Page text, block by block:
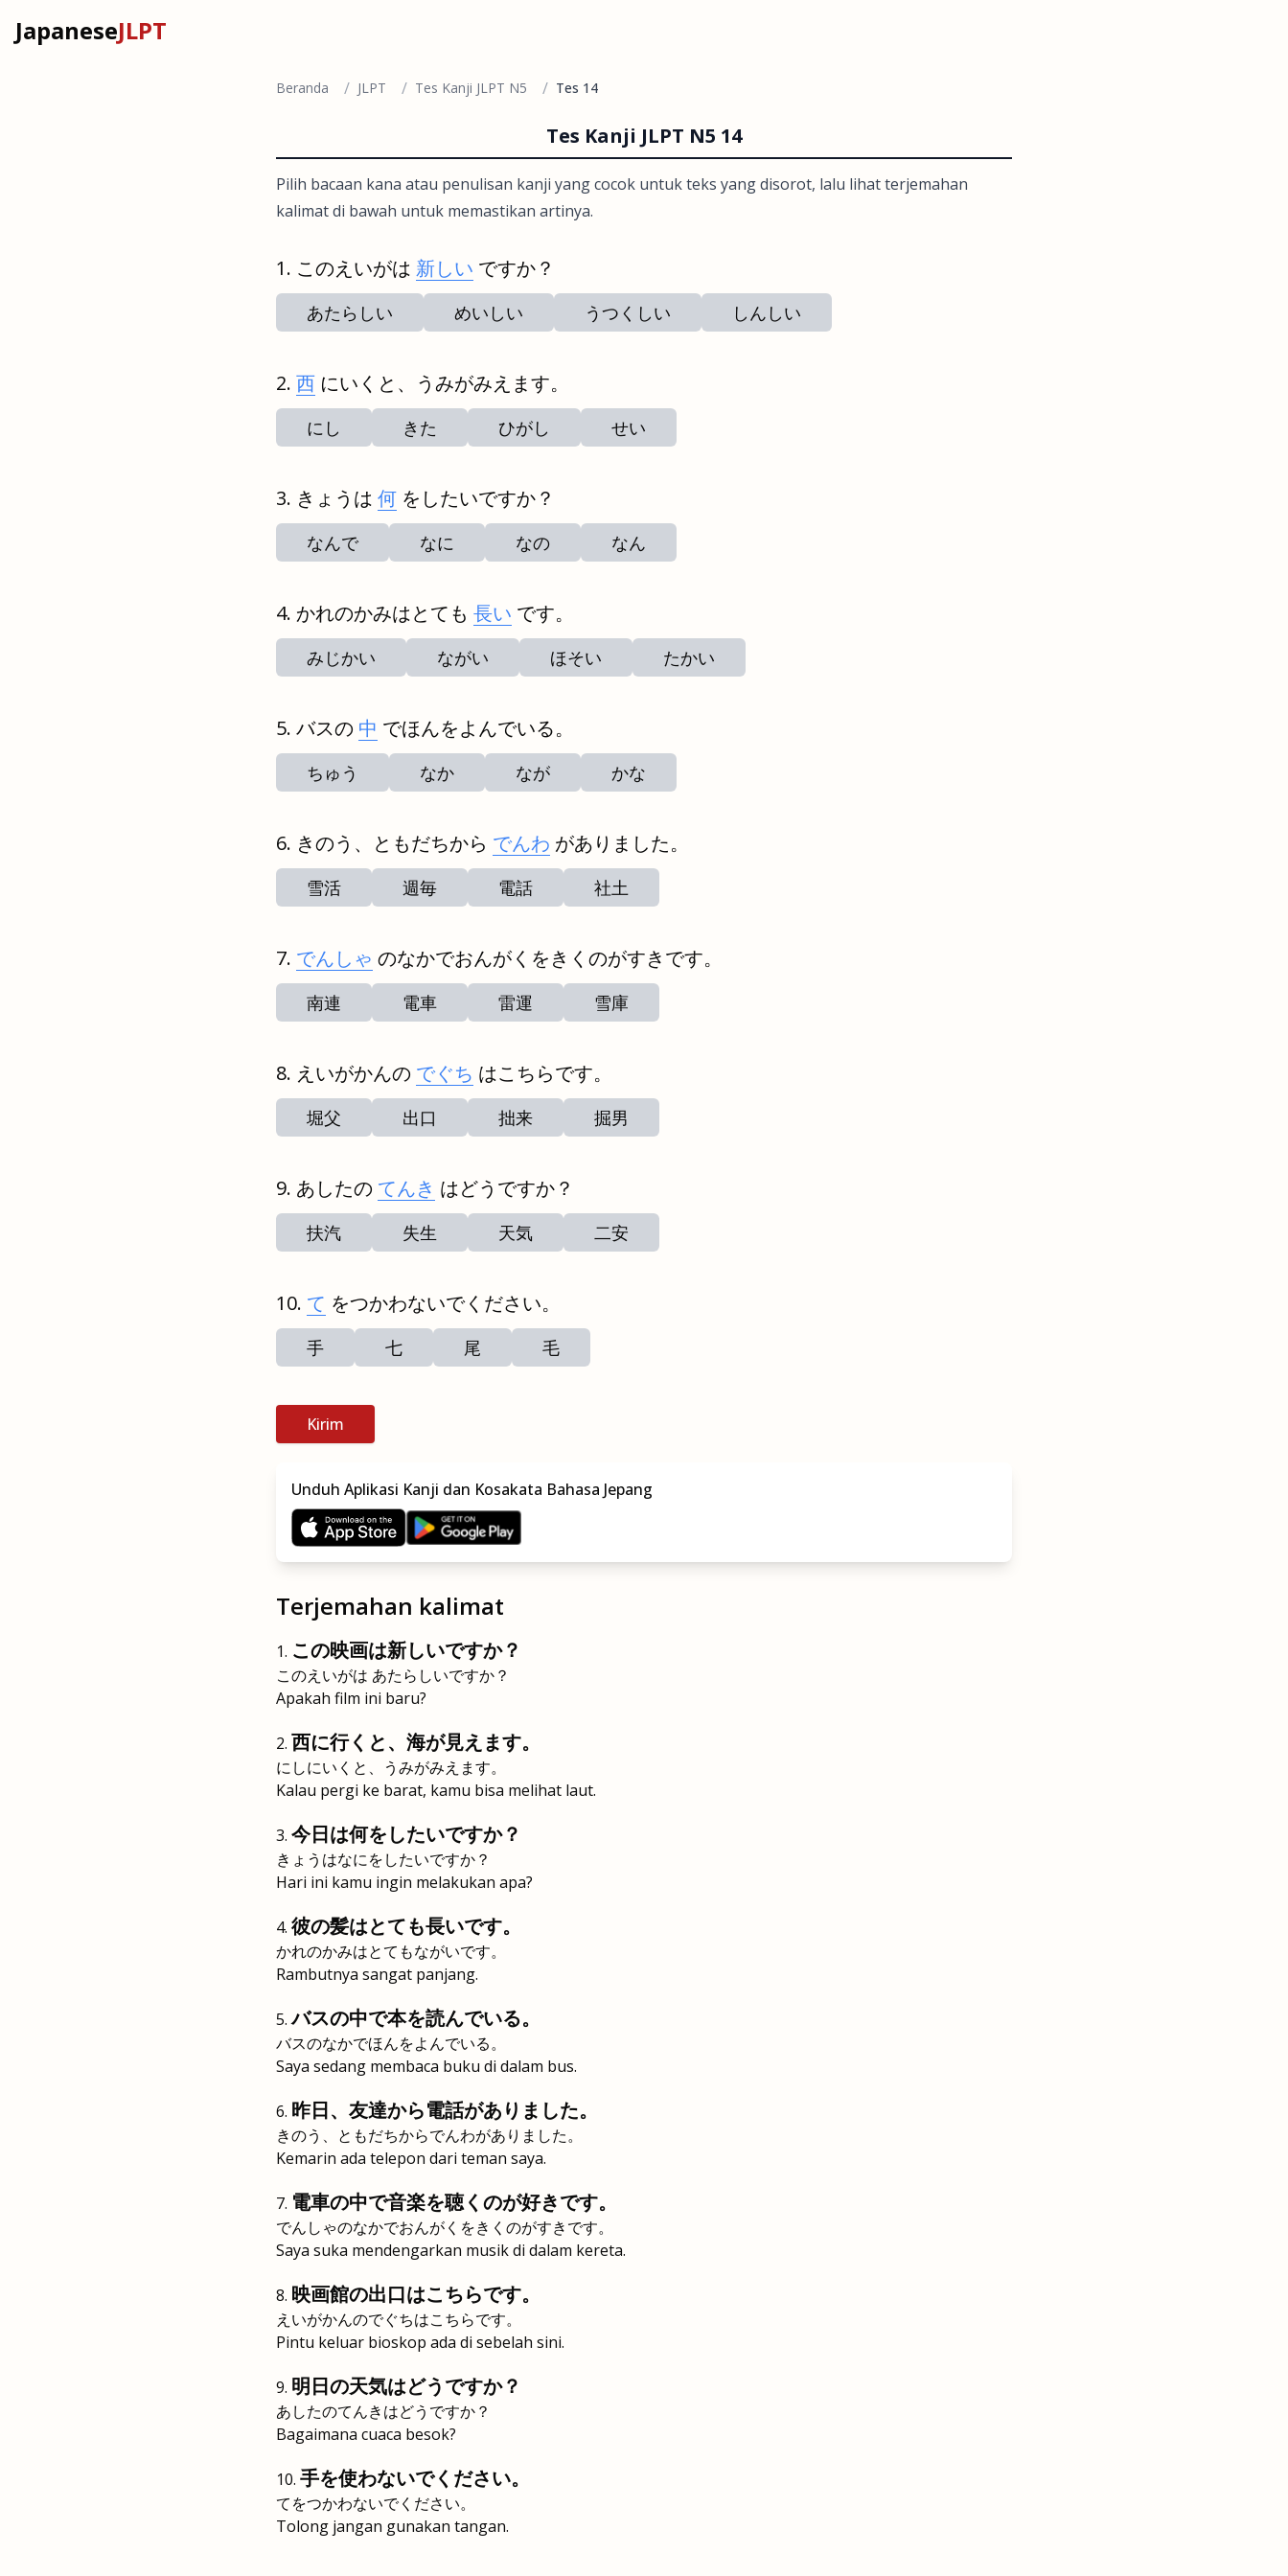
JapaneseJLPT
Beranda / JLPT / Tes Kanji JLPT N5 / Tes 14
Tes Kanji JLPT N5 14
Pilih bacaan kana atau penulisan kanji yang cocok untuk teks yang disorot, lalu lihat terjemahan
kalimat di bawah untuk memastikan artinya.
このえいがは 新しい ですか？
あたらしい めいしい うつくしい しんしい
西 にいくと、うみがみえます。
にし きた ひがし せい
きょうは 何 をしたいですか？
なんで なに なの なん
かれのかみはとても 長い です。
みじかい ながい ほそい たかい
バスの 中 でほんをよんでいる。
ちゅう なか なが かな
きのう、ともだちから でんわ がありました。
雪活 週毎 電話 社土
でんしゃ のなかでおんがくをきくのがすきです。
南連 電車 雷運 雪庫
えいがかんの でぐち はこちらです。
堀父 出口 拙来 掘男
あしたの てんき はどうですか？
扶汽 失生 天気 二安
て をつかわないでください。
手 七 尾 毛
Kirim
Unduh Aplikasi Kanji dan Kosakata Bahasa Jepang
Terjemahan kalimat
この映画は新しいですか？
このえいがは あたらしいですか？
Apakah film ini baru?
西に行くと、海が見えます。
にしにいくと、うみがみえます。
Kalau pergi ke barat, kamu bisa melihat laut.
今日は何をしたいですか？
きょうはなにをしたいですか？
Hari ini kamu ingin melakukan apa?
彼の髪はとても長いです。
かれのかみはとてもながいです。
Rambutnya sangat panjang.
バスの中で本を読んでいる。
バスのなかでほんをよんでいる。
Saya sedang membaca buku di dalam bus.
昨日、友達から電話がありました。
きのう、ともだちからでんわがありました。
Kemarin ada telepon dari teman saya.
電車の中で音楽を聴くのが好きです。
でんしゃのなかでおんがくをきくのがすきです。
Saya suka mendengarkan musik di dalam kereta.
映画館の出口はこちらです。
えいがかんのでぐちはこちらです。
Pintu keluar bioskop ada di sebelah sini.
明日の天気はどうですか？
あしたのてんきはどうですか？
Bagaimana cuaca besok?
手を使わないでください。
てをつかわないでください。
Tolong jangan gunakan tangan.